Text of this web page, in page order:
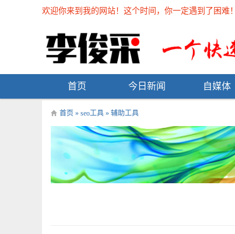
欢迎你来到我的网站！这个时间，你一定遇到了困
首页 今日新闻 自媒体
首页 » seo工具 » 辅助工具